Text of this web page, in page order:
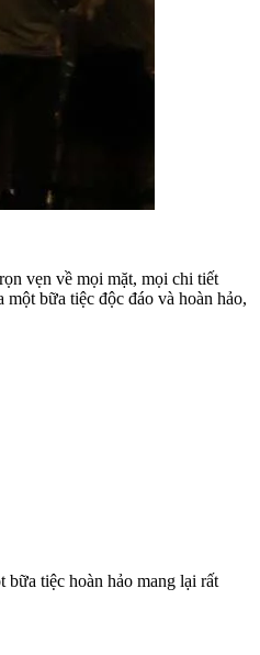
vẹn về mọi mặt, mọi chi tiết
bữa tiệc độc đáo và hoàn hảo,
tiệc hoàn hảo mang lại rất